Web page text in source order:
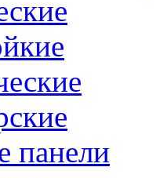
панели